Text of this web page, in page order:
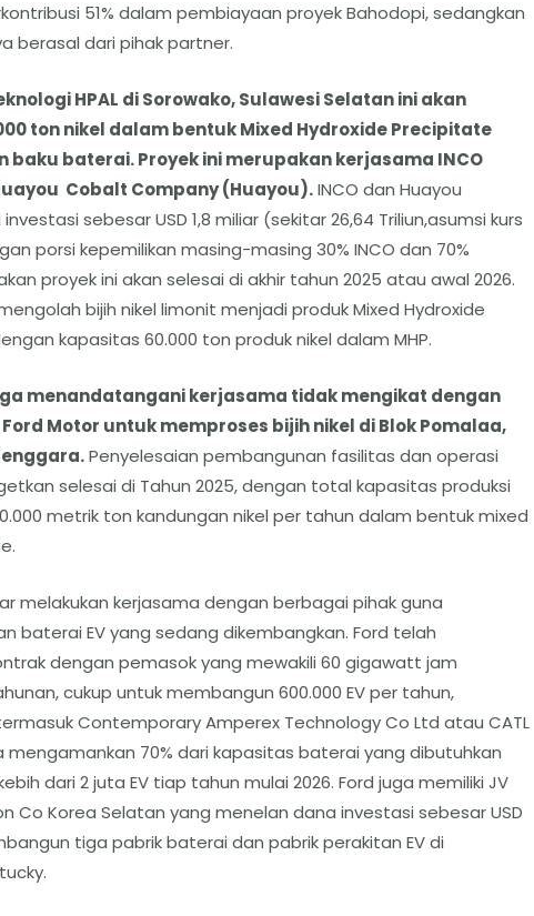
51% dalam pembiayaan proyek Bahodopi, sedangkan
berasal dari pihak partner.
HPAL di Sorowako, Sulawesi Selatan ini akan
ton nikel dalam bentuk Mixed Hydroxide Precipitate
baku baterai. Proyek ini merupakan kerjasama INCO
Cobalt Company (Huayou).INCO dan Huayou
sebesar USD 1,8 miliar (sekitar 26,64 Triliun,asumsi kurs
porsi kepemilikan masing-masing 30% INCO dan 70%
proyek ini akan selesai di akhir tahun 2025 atau awal 2026.
bijih nikel limonit menjadi produk Mixed Hydroxide
kapasitas 60.000 ton produk nikel dalam MHP.
menandatangani kerjasama tidak mengikat dengan
Motor untuk memproses bijih nikel di Blok Pomalaa,
Penyelesaian pembangunan fasilitas dan operasi
selesai di Tahun 2025, dengan total kapasitas produksi
metrik ton kandungan nikel per tahun dalam bentuk mixed
melakukan kerjasama dengan berbagai pihak guna
baterai EV yang sedang dikembangkan. Ford telah
dengan pemasok yang mewakili 60 gigawatt jam
cukup untuk membangun 600.000 EV per tahun,
Contemporary Amperex Technology Co Ltd atau CATL
mengamankan 70% dari kapasitas baterai yang dibutuhkan
dari 2 juta EV tiap tahun mulai 2026. Ford juga memiliki JV
Co Korea Selatan yang menelan dana investasi sebesar USD
tiga pabrik baterai dan pabrik perakitan EV di